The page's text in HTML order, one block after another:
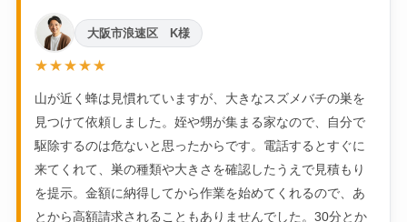
大阪市浪速区 K様
★★★★★
山が近く蜂は見慣れていますが、大きなスズメバチの巣を
見つけて依頼しました。姪や甥が集まる家なので、自分で
駆除するのは危ないと思ったからです。電話するとすぐに
来てくれて、巣の種類や大きさを確認したうえで見積もり
を提示。金額に納得してから作業を始めてくれるので、あ
とから高額請求されることもありませんでした。30分とか